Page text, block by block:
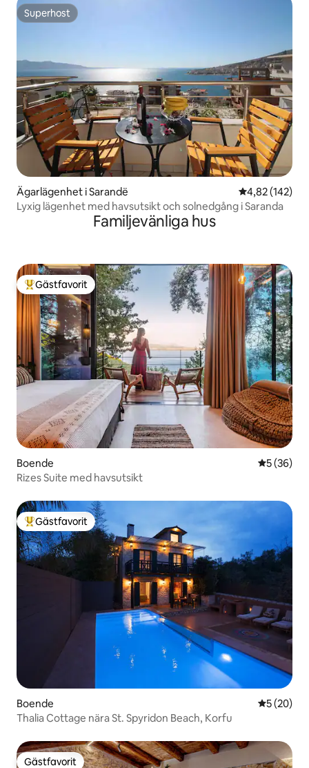
Superhost
Superhost
Ägarlägenhet i Sarandë 4,82 av 5 i
4,82 (142)
Lyxig lägenhet med havsutsikt och solnedgång i Saranda
Familjevänliga hus
Populär gästfavorit
Gästfavorit
Boende 5 av 5 i
5 (36)
Rizes Suite med havsutsikt
Populär gästfavorit
Gästfavorit
Boende 5 av 5 i
5 (20)
Thalia Cottage nära St. Spyridon Beach, Korfu
Gästfavorit